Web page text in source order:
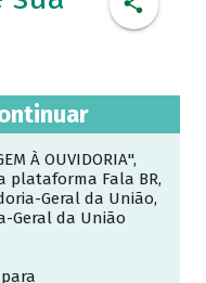
À OUVIDORIA",
plataforma Fala BR,
Geral da União,
Geral da União